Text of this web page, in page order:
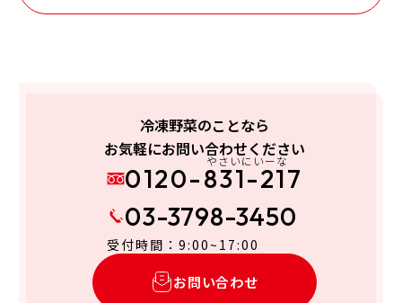
冷凍野菜のことなら
お気軽にお問い合わせください
0120-831-217
やさいにいーな
03-3798-3450
受付時間：9:00~17:00
お問い合わせ